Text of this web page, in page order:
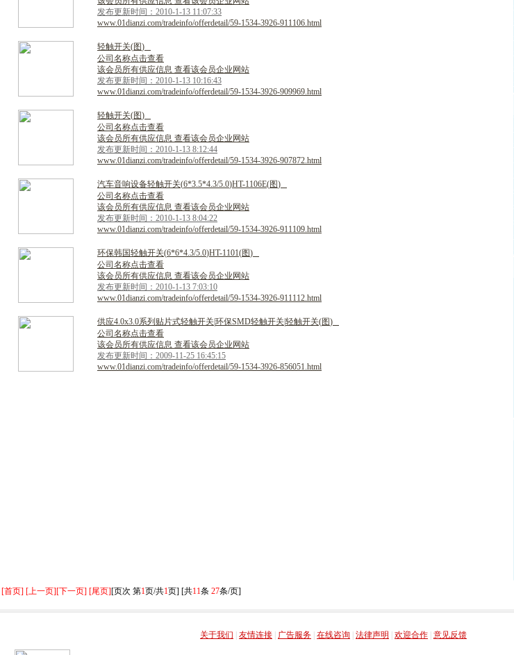
发布更新时间：2010-1-13 11:07:33
www.01dianzi.com/tradeinfo/offerdetail/59-1534-3926-911106.html
轻触开关(图)
公司名称点击查看
该会员所有供应信息 查看该会员企业网站
发布更新时间：2010-1-13 10:16:43
www.01dianzi.com/tradeinfo/offerdetail/59-1534-3926-909969.html
轻触开关(图)
公司名称点击查看
该会员所有供应信息 查看该会员企业网站
发布更新时间：2010-1-13 8:12:44
www.01dianzi.com/tradeinfo/offerdetail/59-1534-3926-907872.html
汽车音响设备轻触开关(6*3.5*4.3/5.0)HT-1106E(图)
公司名称点击查看
该会员所有供应信息 查看该会员企业网站
发布更新时间：2010-1-13 8:04:22
www.01dianzi.com/tradeinfo/offerdetail/59-1534-3926-911109.html
环保韩国轻触开关(6*6*4.3/5.0)HT-1101(图)
公司名称点击查看
该会员所有供应信息 查看该会员企业网站
发布更新时间：2010-1-13 7:03:10
www.01dianzi.com/tradeinfo/offerdetail/59-1534-3926-911112.html
供应4.0x3.0系列 贴片式轻触开关环保SMD轻触开关轻触开关(图)
公司名称点击查看
该会员所有供应信息 查看该会员企业网站
发布更新时间：2009-11-25 16:45:15
www.01dianzi.com/tradeinfo/offerdetail/59-1534-3926-856051.html
[首页] [上一页][下一页] [尾页][页次 第1页/共1页] [共11条 27条/页]
关于我们
友情连接 广告服务 在线咨询 法律声明 欢迎合作 意见反馈